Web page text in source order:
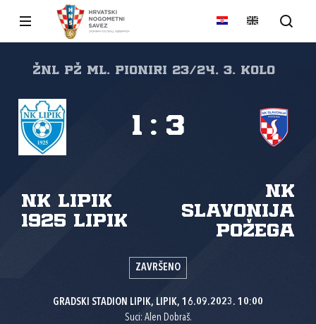
ŽNL PŽ ml. pioniri 23/24, 3. kolo
NK Lipik
1925 Lipik
NK
Slavonija
Požega
1 : 3
ZAVRŠENO
GRADSKI STADION LIPIK, LIPIK, 16.09.2023. 10:00
Suci: Alen Dobraš.